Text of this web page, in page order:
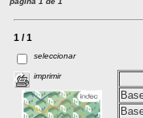
1 / 1
seleccionar
imprimir